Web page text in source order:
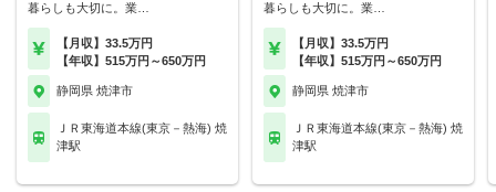
暮らしも大切に。業…
【月収】33.5万円
【年収】515万円～650万円
静岡県 焼津市
ＪＲ東海道本線(東京－熱海) 焼
津駅
暮らしも大切に。業…
【月収】33.5万円
【年収】515万円～650万円
静岡県 焼津市
ＪＲ東海道本線(東京－熱海) 焼
津駅